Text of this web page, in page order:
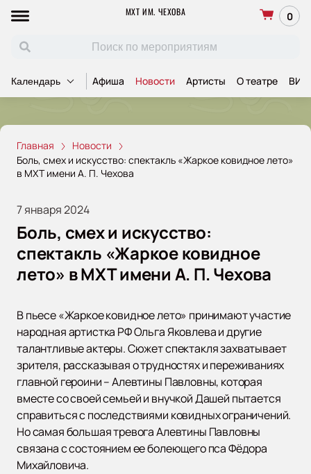
МХТ ИМ. ЧЕХОВА 0
Календарь Афиша Новости Артисты О театре ВИП
Главная
Новости
Боль, смех и искусство: спектакль «Жаркое ковидное лето»
в МХТ имени А. П. Чехова
7 января 2024
Боль, смех и искусство:
спектакль «Жаркое ковидное
лето» в МХТ имени А. П. Чехова
В пьесе «Жаркое ковидное лето» принимают участие
народная артистка РФ Ольга Яковлева и другие
талантливые актеры. Сюжет спектакля захватывает
зрителя, рассказывая о трудностях и переживаниях
главной героини – Алевтины Павловны, которая
вместе со своей семьей и внучкой Дашей пытается
справиться с последствиями ковидных ограничений.
Но самая большая тревога Алевтины Павловны
связана с состоянием ее болеющего пса Фёдора
Михайловича.